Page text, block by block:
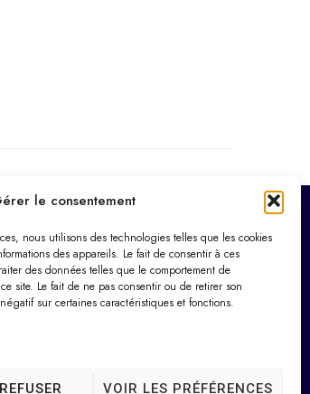
le consentement
nous utilisons des technologies telles que les cookies
des appareils. Le fait de consentir à ces
des données telles que le comportement de
site. Le fait de ne pas consentir ou de retirer son
sur certaines caractéristiques et fonctions.
REFUSER VOIR LES PRÉFÉRENCES
Horaires d’ouverture
Du lundi au vendredi :
9h00 – 12h00 / 14h00 – 17h30